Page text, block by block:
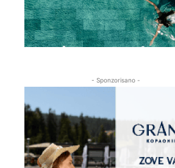
- Sponzorisano -